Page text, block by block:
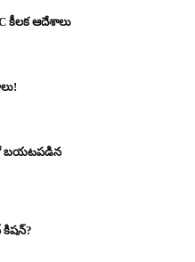
కీలక ఆదేశాలు
బయటపడిన